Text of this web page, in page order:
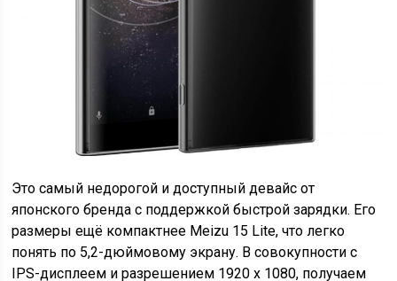
Это самый недорогой и доступный девайс от
японского бренда с поддержкой быстрой зарядки. Его
размеры ещё компактнее Meizu 15 Lite, что легко
понять по 5,2-дюймовому экрану. В совокупности с
IPS-дисплеем и разрешением 1920 x 1080, получаем